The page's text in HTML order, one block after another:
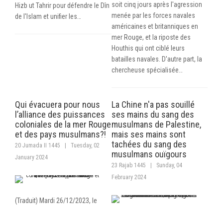
Hizb ut Tahrir pour défendre le Dîn
de l'Islam et unifier les…
soit cinq jours après l'agression
menée par les forces navales
américaines et britanniques en
mer Rouge, et la riposte des
Houthis qui ont ciblé leurs
batailles navales. D'autre part, la
chercheuse spécialisée…
Qui évacuera pour nous
l’alliance des puissances
coloniales de la mer Rouge
et des pays musulmans?!
20 Jumada II 1445
Tuesday, 02
January 2024
(Traduit) Mardi 26/12/2023, le
La Chine n'a pas souillé
ses mains du sang des
musulmans de Palestine,
mais ses mains sont
tachées du sang des
musulmans ouïgours
23 Rajab 1445
Sunday, 04
February 2024